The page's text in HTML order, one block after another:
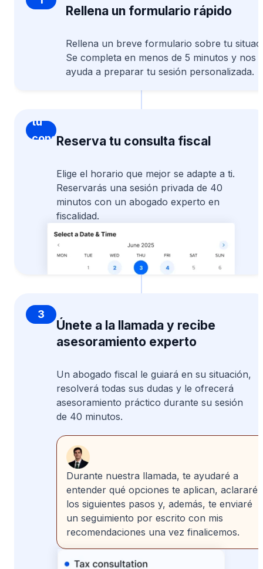
Rellena un formulario rápido
Rellena un breve formulario sobre tu
Se completa en menos de 5 minutos y nos
ayuda a preparar tu sesión personalizada.
tu
consultaReserva tu consulta fiscal
Elige el horario que mejor se adapte a ti.
Reservarás una sesión privada de 40
minutos con un abogado experto en
fiscalidad.
3
Únete a la llamada y recibe
asesoramiento experto
Un abogado fiscal le guiará en su situación,
resolverá todas sus dudas y le ofrecerá
asesoramiento práctico durante su sesión
de 40 minutos.
Durante nuestra llamada, te ayudaré a
entender qué opciones te aplican, aclararé
los siguientes pasos y, además, te enviaré
un seguimiento por escrito con mis
recomendaciones una vez finalicemos.